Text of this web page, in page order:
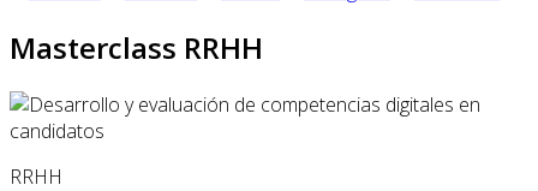
Masterclass RRHH
RRHH